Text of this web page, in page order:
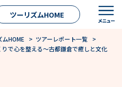
ツーリズムHOME
HOME > ツアーレポート一覧 >
で心を整える～古都鎌倉で癒しと文化